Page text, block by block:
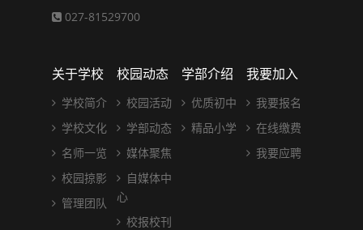
027-81529700
关于学校
学校简介
学校文化
名师一览
校园掠影
管理团队
校园动态
校园活动
学部动态
媒体聚焦
自媒体中
心
校报校刊
学部介绍
优质初中
精品小学
我要加入
我要报名
在线缴费
我要应聘